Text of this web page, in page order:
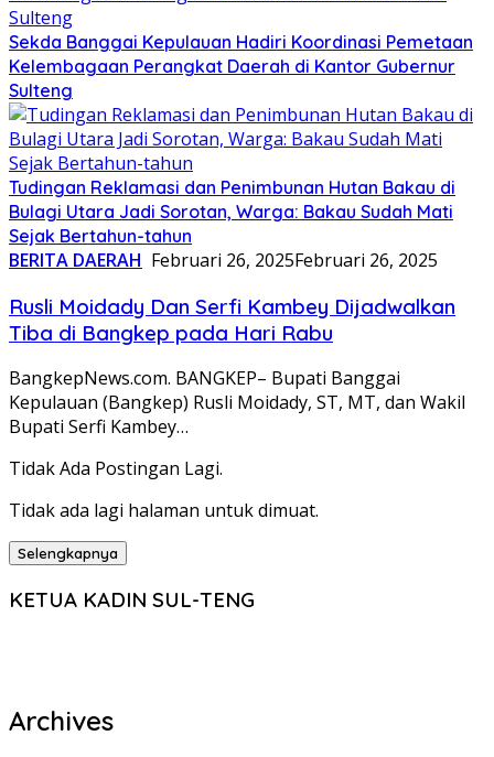
Sekda Banggai Kepulauan Hadiri Koordinasi Pemetaan
Kelembagaan Perangkat Daerah di Kantor Gubernur
Sulteng
Tudingan Reklamasi dan Penimbunan Hutan Bakau di
Bulagi Utara Jadi Sorotan, Warga: Bakau Sudah Mati
Sejak Bertahun-tahun
BERITA DAERAH Februari 26, 2025Februari 26, 2025
Rusli Moidady Dan Serfi Kambey Dijadwalkan
Tiba di Bangkep pada Hari Rabu
BangkepNews.com. BANGKEP– Bupati Banggai
Kepulauan (Bangkep) Rusli Moidady, ST, MT, dan Wakil
Bupati Serfi Kambey…
Tidak Ada Postingan Lagi.
Tidak ada lagi halaman untuk dimuat.
Selengkapnya
KETUA KADIN SUL-TENG
Archives